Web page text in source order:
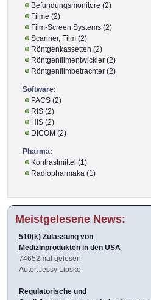
Befundungsmonitore (2)
Filme (2)
Film-Screen Systems (2)
Scanner, Film (2)
Röntgenkassetten (2)
Röntgenfilmentwickler (2)
Röntgenfilmbetrachter (2)
Software:
PACS (2)
RIS (2)
HIS (2)
DICOM (2)
Pharma:
Kontrastmittel (1)
Radiopharmaka (1)
Meistgelesene News:
510(k) Zulassung von
Medizinprodukten in den USA
74652mal gelesen
Autor:Jessy Lipske
Regulatorische und